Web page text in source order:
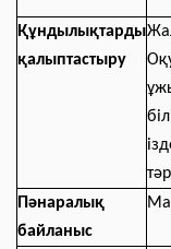
Құндылықтарды
қалыптастыру
Пәнаралық
байланыс